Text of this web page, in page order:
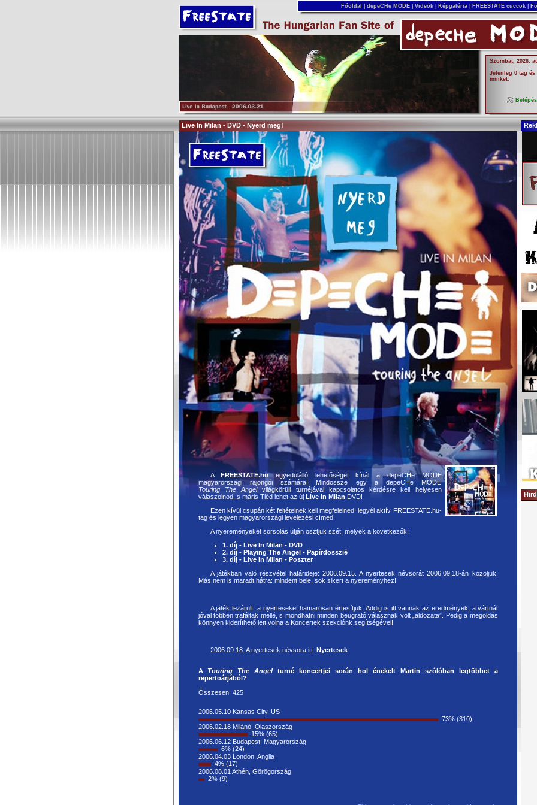
Főoldal depeCHe MODE Videók Képgaléria FREESTATE cuccok
Szombat, 2026.
Jelenleg 0 tag és
minket.
Live In Milan - DVD - Nyerd meg!
AFREESTATE.huegyedülálló lehetőséget kínál a depeCHe MODE
magyarországi rajongói számára! Mindössze egy a depeCHe MODE
Touring The Angelvilágkörüli turnéjával kapcsolatos kérdésre kell helyesen
válaszolnod, s máris Tiéd lehet az új Live In Milan DVD!
Ezen kívül csupán két feltételnek kell megfelelned: legyél aktív FREESTATE.hu-
tag és legyen magyarországi levelezési címed.
A nyereményeket sorsolás útján osztjuk szét, melyek a következők:
1. díj - Live In Milan - DVD
2. díj - Playing The Angel - Papírdosszié
3. díj - Live In Milan - Poszter
A játékban való részvétel határideje: 2006.09.15. A nyertesek névsorát 2006.09.18-án közöljük.
Más nem is maradt hátra: mindent bele, sok sikert a nyereményhez!
A játék lezárult, a nyerteseket hamarosan értesítjük. Addig is itt vannak az eredmények, a vártnál
jóval többen trafáltak mellé, s mondhatni minden beugrató válasznak volt „áldozata”. Pedig a megoldás
könnyen kideríthető lett volna a Koncertek szekciónk segítségével!
2006.09.18. A nyertesek névsora itt: Nyertesek.
A Touring The Angelturné koncertjei során hol énekelt Martin szólóban legtöbbet a
repertoárjából?
Összesen: 425
2006.05.10 Kansas City, US
73% (310)
2006.02.18 Milánó, Olaszország
15% (65)
2006.06.12 Budapest, Magyarország
6% (24)
2006.04.03 London, Anglia
4% (17)
2006.08.01 Athén, Görögország
2% (9)